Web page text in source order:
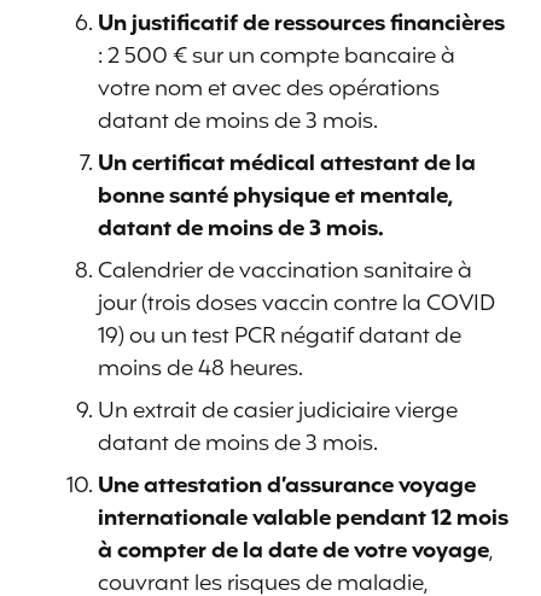
Un justificatif de ressources financières
: 2 500 € sur un compte bancaire à
votre nom et avec des opérations
datant de moins de 3 mois.
Un certificat médical attestant de la
bonne santé physique et mentale,
datant de moins de 3 mois.
Calendrier de vaccination sanitaire à
jour (trois doses vaccin contre la COVID
19) ou un test PCR négatif datant de
moins de 48 heures.
Un extrait de casier judiciaire vierge
datant de moins de 3 mois.
Une attestation d’assurance voyage
internationale valable pendant 12 mois
à compter de la date de votre voyage,
couvrant les risques de maladie,